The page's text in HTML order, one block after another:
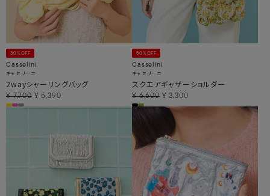
30%OFF
Casselini
キャセリーニ
2wayシャーリングバッグ
¥ 7,700 ¥ 5,390
50%OFF
Casselini
キャセリーニ
スクエアギャザーショルダー
¥ 6,600 ¥ 3,300